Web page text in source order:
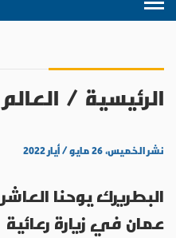
الرئيسية /
نشر الخميس، ٢٦ مايو / أيار ٢٠٢٢
البطريرك يوحنا
عمان في زيارة رعائية